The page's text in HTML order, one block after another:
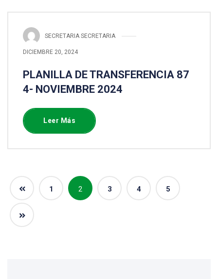
SECRETARIA SECRETARIA
DICIEMBRE 20, 2024
PLANILLA DE TRANSFERENCIA 87
4- NOVIEMBRE 2024
Leer Más
1 2 3 4 5